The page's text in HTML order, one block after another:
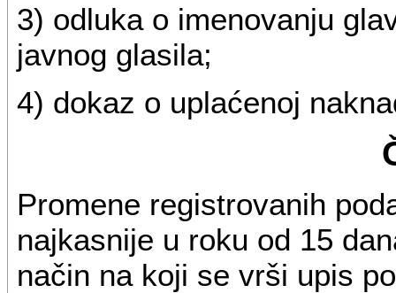
3) odluka o imenovanju
javnog glasila;
4) dokaz o uplaćenoj
Promene registrovanih
najkasnije u roku od 15
način na koji se vrši upis